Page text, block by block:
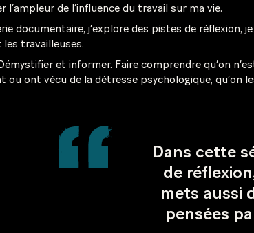
l’ampleur de l’influence du travail sur ma vie.
documentaire, j’explore des pistes de réflexion,
travailleuses.
et informer. Faire comprendre qu’on
ou ont vécu de la détresse psychologique, qu’on
Dans cette
de
mets aussi
pensées